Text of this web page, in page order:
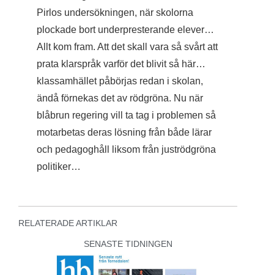
Pirlos undersökningen, när skolorna
plockade bort underpresterande elever…
Allt kom fram. Att det skall vara så svårt att
prata klarspråk varför det blivit så här…
klassamhället påbörjas redan i skolan,
ändå förnekas det av rödgröna. Nu när
blåbrun regering vill ta tag i problemen så
motarbetas deras lösning från både lärar
och pedagoghåll liksom från juströdgröna
politiker…
RELATERADE ARTIKLAR
SENASTE TIDNINGEN